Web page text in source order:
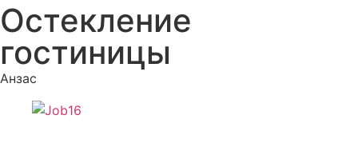
Остекление
гостиницы
Анзас